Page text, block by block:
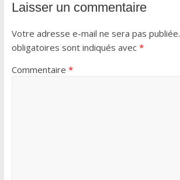
Laisser un commentaire
Votre adresse e-mail ne sera pas publiée.
obligatoires sont indiqués avec *
Commentaire *